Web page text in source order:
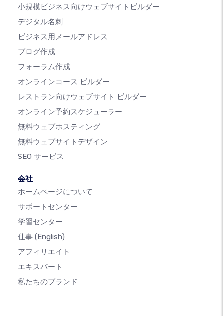
小規模ビジネス向けウェブサイトビルダー
デジタル名刺
ビジネス用メールアドレス
ブログ作成
フォーラム作成
オンラインコース ビルダー
レストラン向けウェブサイト ビルダー
オンライン予約スケジューラー
無料ウェブホスティング
無料ウェブサイトデザイン
SEO サービス
会社
ホームページについて
サポートセンター
学習センター
仕事 (English)
アフィリエイト
エキスパート
私たちのブランド